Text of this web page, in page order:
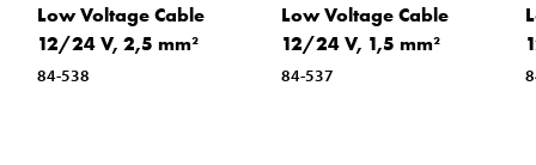
Low Voltage Cable
12/24 V, 2,5 mm²
84-538
Low Voltage Cable
12/24 V, 1,5 mm²
84-537